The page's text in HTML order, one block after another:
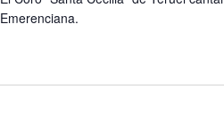
Emerenciana.